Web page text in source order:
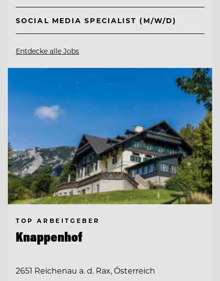
SOCIAL MEDIA SPECIALIST (M/W/D)
Entdecke alle Jobs
TOP ARBEITGEBER
Knappenhof
2651 Reichenau a. d. Rax, Österreich